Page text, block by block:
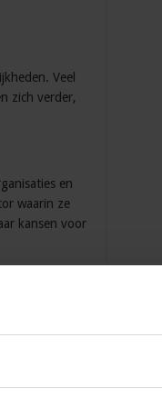
Veel
zich verder,
en
waarin ze
kansen voor